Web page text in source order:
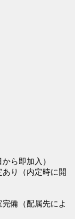
ら即加入）
り（内定時に開
完備（配属先によ